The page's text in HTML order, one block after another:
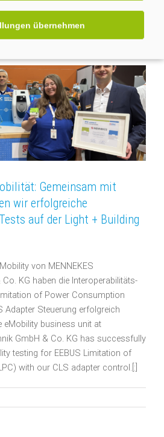
übernehmen
Gemeinsam mit
wir erfolgreiche
auf der Light + Building
von MENNEKES
KG haben die Interoperabilitäts-
of Power Consumption
Adapter Steuerung erfolgreich
eMobility business unit at
GmbH & Co. KG has successfully
testing for EEBUS Limitation of
with our CLS adapter control.[:]